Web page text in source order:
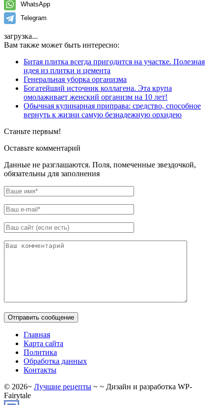
WhatsApp
Telegram
загрузка...
Вам также может быть интересно:
Битая плитка всегда пригодится на участке. Полезная
идея из плитки и цемента
Генеральная уборка организма
Богатейший источник коллагена. Эта крупа
омолаживает женский организм на 10 лет!
Обычная кулинарная приправа: средство, способное
вернуть к жизни самую безнадежную орхидею
Станьте первым!
Оставьте комментарий
Данные не разглашаются. Поля, помеченные звездочкой,
обязательны для заполнения
Главная
Карта сайта
Политика
Обработка данных
Контакты
© 2026~ Лучшие рецепты ~ ~ Дизайн и разработка WP-
Fairytale